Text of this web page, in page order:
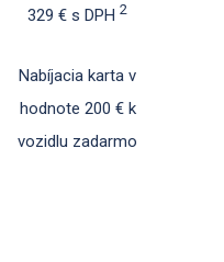
329 € s DPH 2
Nabíjacia karta v
hodnote 200 € k
vozidlu zadarmo